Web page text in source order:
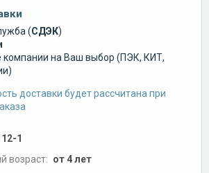
(СДЭК)
компании на Ваш выбор (ПЭК, КИТ,
доставки будет рассчитана при
1
возраст: от 4 лет